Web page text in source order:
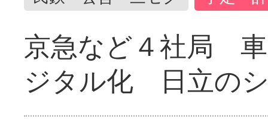
京急など４社局
ジタル化 日立の